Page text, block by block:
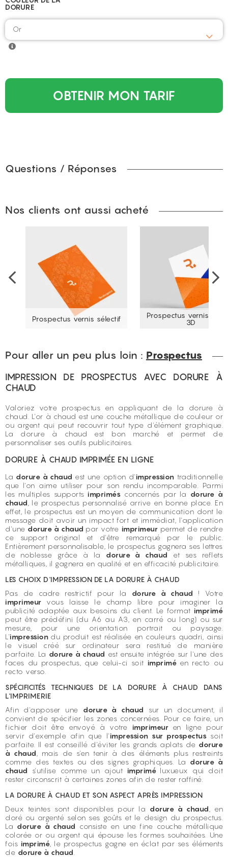
DORURE
Or
OBTENIR MON TARIF
Questions / Réponses
Nos clients ont aussi acheté
Prospectus vernis sélectif
Prospectus vernis
3D
Pour aller un peu plus loin : Prospectus
IMPRESSION DE PROSPECTUS AVEC DORURE À
CHAUD
Valoriez votre prospectus en appliquant de la dorure à
chaud. L'or à chaud est une couche métallique de couleur or
ou argent qui peut recouvrir tout type d'élément graphique.
La dorure à chaud est bon marché et permet de
personnaliser ses outils publicitaires.
DORURE À CHAUD IMPRIMÉE EN LIGNE
La dorure à chaud est une option d'impression traditionnelle
que l'on aime utiliser pour son rendu incomparable. Parmi
les multiples supports imprimés concernés par la dorure à
chaud , le prospectus personnalisé arrive en bonne place. En
effet, le prospectus est un moyen de communication dont le
message doit avoir un impact fort et immédiat, l'application
d'une dorure à chaud par votre imprimeur permet de rendre
ce support original et d'être remarqué par le public.
Entièrement personnalisable, le prospectus gagnera ses lettres
de noblesse grâce à la dorure à chaud
et ses reflets
métalliques, il gagnera en qualité et en efficacité publicitaire.
LES CHOIX D'IMPRESSION DE LA DORURE À CHAUD
Pas de cadre restrictif pour la dorure à chaud ! Votre
imprimeur vous laisse le champ libre pour imaginer la
publicité adaptée aux besoins du client. Le format imprimé
peut être prédéfini (du A6 au A3, en carré ou long) ou sur
mesure, pour une orientation portrait ou paysage.
L'impression du produit est réalisée en couleurs quadri, ainsi
le visuel créé sur ordinateur sera restitué de manière
parfaite. La dorure à chaud est ensuite intégrée sur l'une des
faces du prospectus, que celui-ci soit imprimé en recto ou
recto verso.
SPÉCIFICITÉS TECHNIQUES DE LA DORURE À CHAUD DANS
L'IMPRIMERIE
Afin d'apposer une dorure à chaud sur un document, il
convient de spécifier les zones concernées. Pour ce faire, un
fichier doit être envoyé à votre imprimeur en ligne pour
servir d'exemple afin que l'impression sur prospectus soit
parfaite. Il est conseillé d'éviter les grands aplats de dorure
à chaud
, mais de s'en tenir à des éléments plus restreints
comme des textes ou des signes graphiques. La dorure à
chaud s'utilise comme un ajout imprimé luxueux qui doit
rester circonscrit à certaines zones afin de rester raffiné.
LA DORURE À CHAUD ET SON ASPECT APRÈS IMPRESSION
Deux teintes sont disponibles pour la dorure à chaud , en
doré ou argenté selon ses goûts et le design du prospectus.
La dorure à chaud consiste en une fine couche métallique
colorée or ou argent qui épouse les formes souhaitées. Une
fois imprimé , le prospectus gagne en éclat par ses éléments
de dorure à chaud